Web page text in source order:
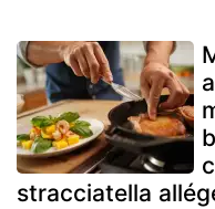
stracciatella